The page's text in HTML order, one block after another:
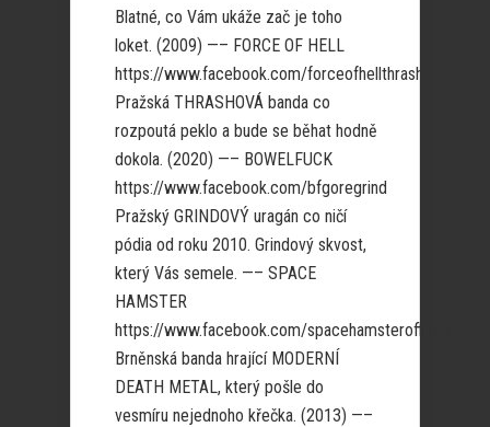
Blatné, co Vám ukáže zač je toho
loket. (2009) —– FORCE OF HELL
https://www.facebook.com/forceofhellthrash
Pražská THRASHOVÁ banda co
rozpoutá peklo a bude se běhat hodně
dokola. (2020) —– BOWELFUCK
https://www.facebook.com/bfgoregrind
Pražský GRINDOVÝ uragán co ničí
pódia od roku 2010. Grindový skvost,
který Vás semele. —– SPACE
HAMSTER
https://www.facebook.com/spacehamsterofficial
Brněnská banda hrající MODERNÍ
DEATH METAL, který pošle do
vesmíru nejednoho křečka. (2013) —–